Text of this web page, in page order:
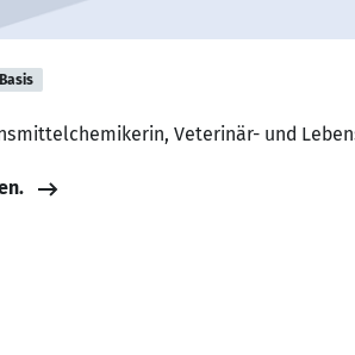
Basis
Veterinär- und